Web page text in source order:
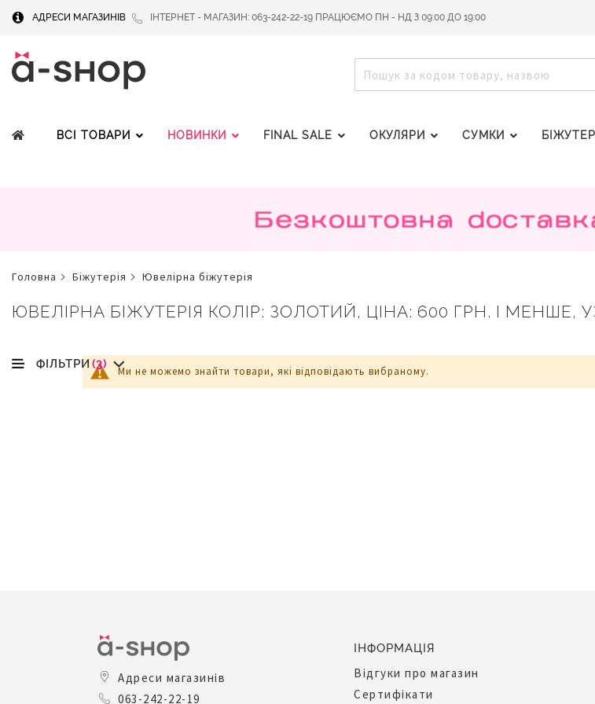
АДРЕСИ МАГАЗИНІВ ІНТЕРНЕТ - МАГАЗИН: 063-242-22-19 ПРАЦЮЄМО ПН - НД З 09:00 ДО 19:00
ВСІ ТОВАРИ НОВИНКИ FINAL SALE ОКУЛЯРИ СУМКИ
головна біжутерія ювелірна біжутерія
ЮВЕЛІРНА БІЖУТЕРІЯ КОЛІР: ЗОЛОТИЙ, ЦІНА: 600 ГРН. І МЕНШЕ,
Ми не можемо знайти товари, які відповідають вибраному.
ФІЛЬТРИ (3)
Адреси магазинів
063-242-22-19
ІНФОРМАЦІЯ
Відгуки про магазин
Сертифікати